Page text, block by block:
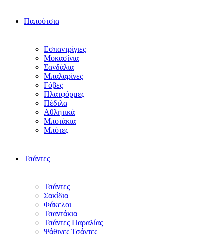
Παπούτσια
Εσπαντρίγιες
Μοκασίνια
Σανδάλια
Μπαλαρίνες
Γόβες
Πλατφόρμες
Πέδιλα
Αθλητικά
Μποτάκια
Μπότες
Τσάντες
Τσάντες
Σακίδια
Φάκελοι
Τσαντάκια
Τσάντες Παραλίας
Ψάθινες Τσάντες